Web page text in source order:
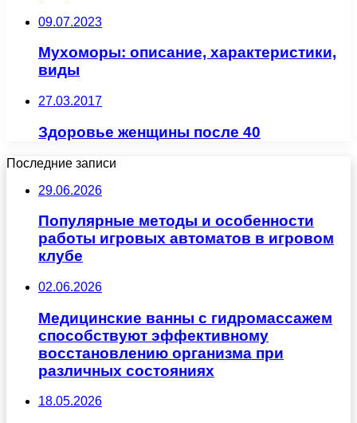
09.07.2023
Мухоморы: описание, характеристики,
виды
27.03.2017
Здоровье женщины после 40
Последние записи
29.06.2026
Популярные методы и особенности
работы игровых автоматов в игровом
клубе
02.06.2026
Медицинские ванны с гидромассажем
способствуют эффективному
восстановлению организма при
различных состояниях
18.05.2026